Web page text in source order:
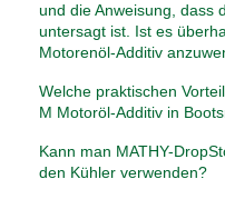
und die Anweisung, dass
untersagt ist. Ist es
Motorenöl-Additiv
Welche praktischen
M Motoröl-Additiv in
Kann man MATHY-
den Kühler verwenden?